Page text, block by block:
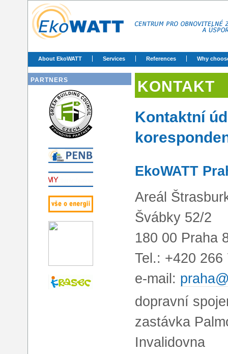
About EkoWATT Services References Why
PARTNERS
KONTAKT
Kontaktní
EkoWATT
Areál
Švábky 52/2
180 00 Praha
Tel.: +420 266
e-mail:
dopravní
zastávka
Invalidovna